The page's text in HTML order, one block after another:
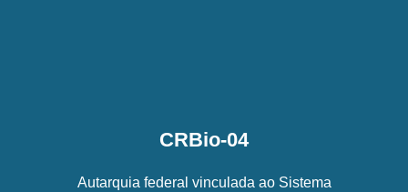
CRBio-04
Autarquia federal vinculada ao Sistema